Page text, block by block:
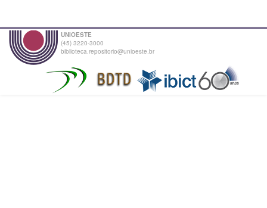
UNIOESTE
(45) 3220-3000
biblioteca.repositorio@unioeste.br